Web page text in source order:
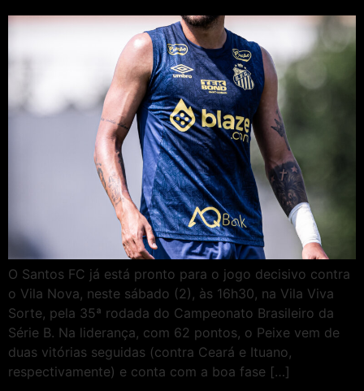
O Santos FC já está pronto para o jogo decisivo contra
o Vila Nova, neste sábado (2), às 16h30, na Vila Viva
Sorte, pela 35ª rodada do Campeonato Brasileiro da
Série B. Na liderança, com 62 pontos, o Peixe vem de
duas vitórias seguidas (contra Ceará e Ituano,
respectivamente) e conta com a boa fase […]